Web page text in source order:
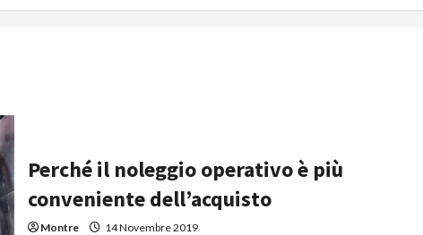
Perché il noleggio operativo è più
conveniente dell’acquisto
Montre 14 Novembre 2019